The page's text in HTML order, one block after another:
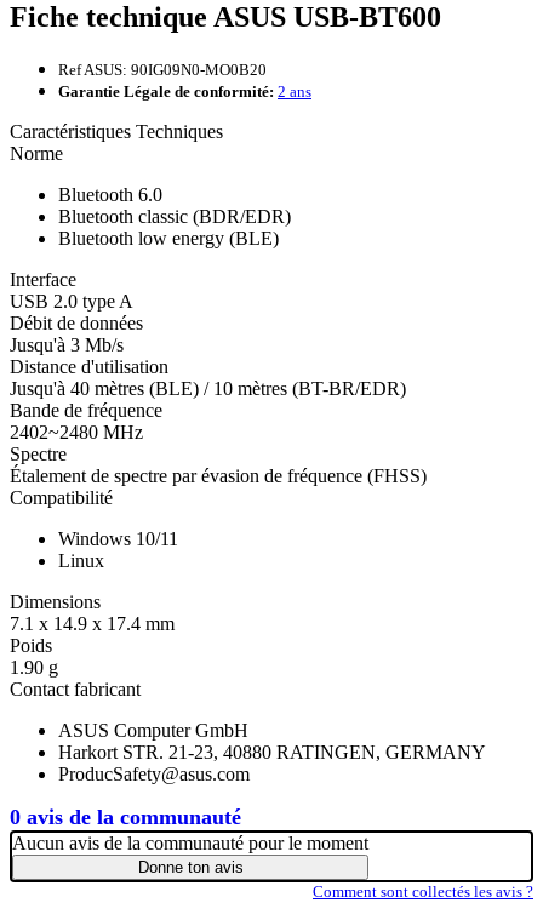
0 avis de la communauté
Fiche technique ASUS USB-BT600
Ref ASUS: 90IG09N0-MO0B20
Garantie Légale de conformité: 2 ans
Caractéristiques Techniques
Norme
Bluetooth 6.0
Bluetooth classic (BDR/EDR)
Bluetooth low energy (BLE)
Interface
USB 2.0 type A
Débit de données
Jusqu'à 3 Mb/s
Distance d'utilisation
Jusqu'à 40 mètres (BLE) / 10 mètres (BT-BR/EDR)
Bande de fréquence
2402~2480 MHz
Spectre
Étalement de spectre par évasion de fréquence (FHSS)
Compatibilité
Windows 10/11
Linux
Dimensions
7.1 x 14.9 x 17.4 mm
Poids
1.90 g
Contact fabricant
ASUS Computer GmbH
Harkort STR. 21-23, 40880 RATINGEN, GERMANY
ProducSafety@asus.com
Aucun avis de la communauté pour le moment
Donne ton avis
Comment sont collectés les avis ?